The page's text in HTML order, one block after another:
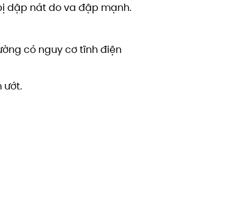
dập nát do va đập mạnh.
có nguy cơ tĩnh điện
ướt.